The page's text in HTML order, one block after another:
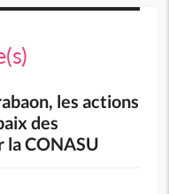
les actions
des
la CONASU